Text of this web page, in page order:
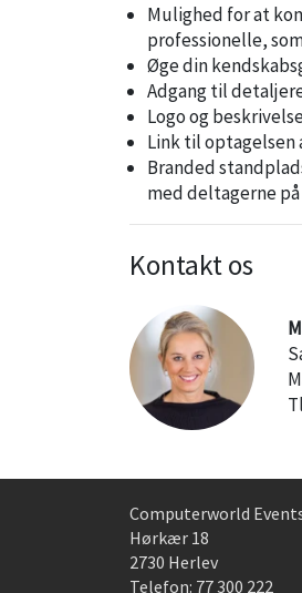
Mulighed for at
professionelle,
Øge din
Adgang til
Logo og
Link til optagelsen
Branded
med deltagerne
Kontakt os
Computerworld
Hørkær 18
2730 Herlev
Telefon: 77 300 222